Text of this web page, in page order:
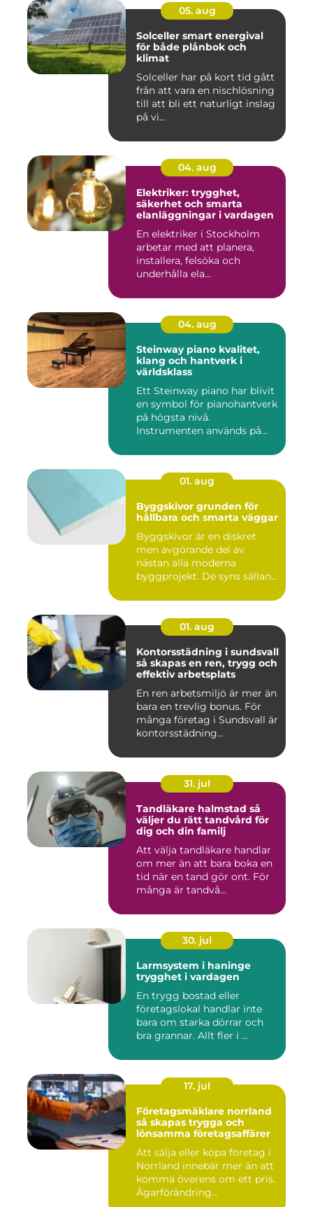
05. aug
Solceller smart energival
för både plånbok och
klimat
Solceller har på kort tid gått
från att vara en nischlösning
till att bli ett naturligt inslag
på vi...
04. aug
Elektriker: trygghet,
säkerhet och smarta
elanläggningar i vardagen
En elektriker i Stockholm
arbetar med att planera,
installera, felsöka och
underhålla ela...
04. aug
Steinway piano kvalitet,
klang och hantverk i
världsklass
Ett Steinway piano har blivit
en symbol för pianohantverk
på högsta nivå.
Instrumenten används på
01. aug
Byggskivor grunden för
hållbara och smarta väggar
Byggskivor är en diskret
men avgörande del av
nästan alla moderna
byggprojekt. De syns sällan
01. aug
Kontorsstädning i sundsvall
så skapas en ren, trygg och
effektiv arbetsplats
En ren arbetsmiljö är mer än
bara en trevlig bonus. För
många företag i Sundsvall är
kontorsstädning...
31. jul
Tandläkare halmstad så
väljer du rätt tandvård för
dig och din familj
Att välja tandläkare handlar
om mer än att bara boka en
tid när en tand gör ont. För
många är tandvå...
30. jul
Larmsystem i haninge
trygghet i vardagen
En trygg bostad eller
företagslokal handlar inte
bara om starka dörrar och
bra grannar. Allt fler i ...
17. jul
Företagsmäklare norrland
så skapas trygga och
lönsamma företagsaffärer
Att sälja eller köpa företag i
Norrland innebär mer än att
komma överens om ett pris.
Ägarförändring...